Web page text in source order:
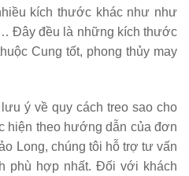
kích thước khác như như
Đây đều là những kích thước
Cung tốt, phong thủy may
ý về quy cách treo sao cho
hiện theo hướng dẫn của đơn
Long, chúng tôi hỗ trợ tư vấn
phù hợp nhất. Đối với khách